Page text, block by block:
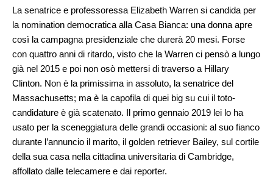
La senatrice e professoressa Elizabeth Warren si candida per
la nomination democratica alla Casa Bianca: una donna apre
così la campagna presidenziale che durerà 20 mesi. Forse
con quattro anni di ritardo, visto che la Warren ci pensò a lungo
già nel 2015 e poi non osò mettersi di traverso a Hillary
Clinton. Non è la primissima in assoluto, la senatrice del
Massachusetts; ma è la capofila di quei big su cui il toto-
candidature è già scatenato. Il primo gennaio 2019 lei lo ha
usato per la sceneggiatura delle grandi occasioni: al suo fianco
durante l’annuncio il marito, il golden retriever Bailey, sul cortile
della sua casa nella cittadina universitaria di Cambridge,
affollato dalle telecamere e dai reporter.